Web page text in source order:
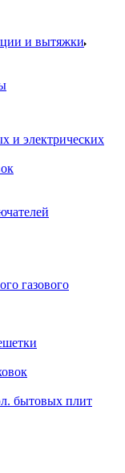
и вытяжки
и электрических
газового
бытовых плит